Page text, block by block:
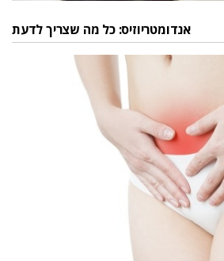
אנדומטריוזיס: כל מה שצריך לדעת